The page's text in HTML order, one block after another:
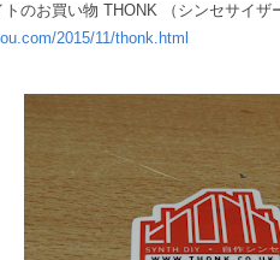
のお買い物 THONK （シンセサイザ
2015/11/thonk.html